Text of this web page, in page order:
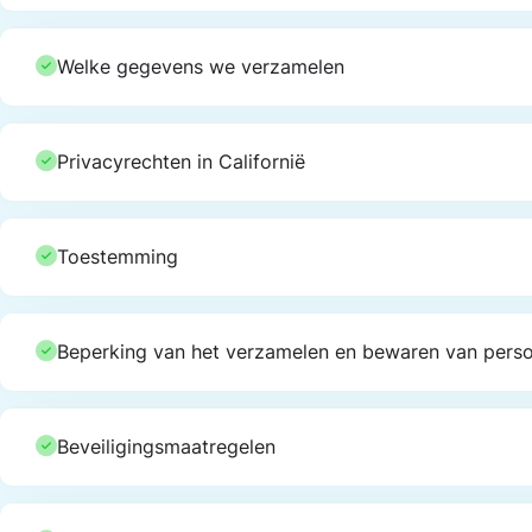
Welke gegevens we verzamelen
Privacyrechten in Californië
Toestemming
Beperking van het verzamelen en bewaren van
Beveiligingsmaatregelen